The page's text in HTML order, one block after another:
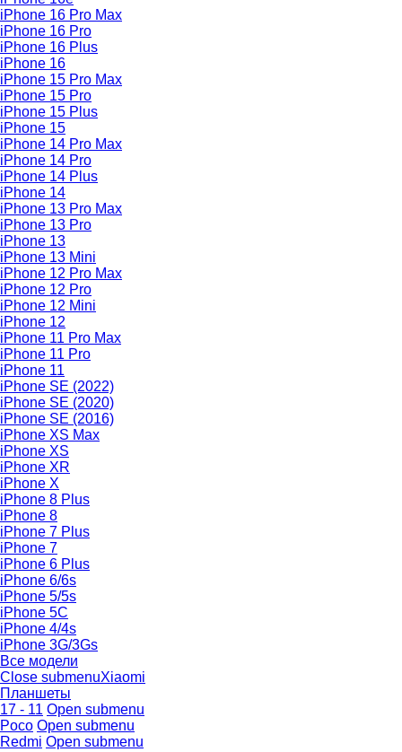
iPhone 16 Pro Max
iPhone 16 Pro
iPhone 16 Plus
iPhone 16
iPhone 15 Pro Max
iPhone 15 Pro
iPhone 15 Plus
iPhone 15
iPhone 14 Pro Max
iPhone 14 Pro
iPhone 14 Plus
iPhone 14
iPhone 13 Pro Max
iPhone 13 Pro
iPhone 13
iPhone 13 Mini
iPhone 12 Pro Max
iPhone 12 Pro
iPhone 12 Mini
iPhone 12
iPhone 11 Pro Max
iPhone 11 Pro
iPhone 11
iPhone SE (2022)
iPhone SE (2020)
iPhone SE (2016)
iPhone XS Max
iPhone XS
iPhone XR
iPhone X
iPhone 8 Plus
iPhone 8
iPhone 7 Plus
iPhone 7
iPhone 6 Plus
iPhone 6/6s
iPhone 5/5s
iPhone 5C
iPhone 4/4s
iPhone 3G/3Gs
Все модели
Close submenuXiaomi
Планшеты
17 - 11 Open submenu
Poco Open submenu
Redmi Open submenu